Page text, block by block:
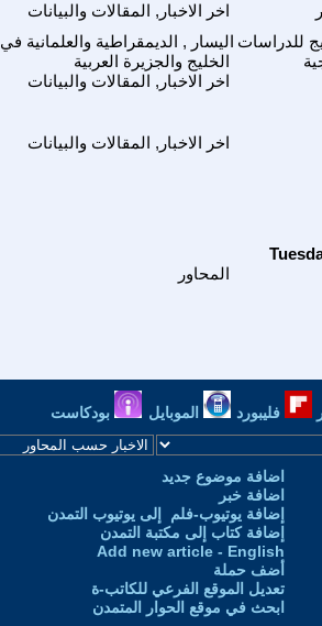
اخر الاخبار, المقالات والبيانات
اليسار , الديمقراطية والعلمانية في
الخليج والجزيرة العربية
للدراسات
اخر الاخبار, المقالات والبيانات
اخر الاخبار, المقالات والبيانات
فليبورد الموبايل بودكاست
اضافة موضوع جديد
اضافة خبر
إضافة يوتيوب-فلم إلى يوتيوب التمدن
إضافة كتاب إلى مكتبة التمدن
Add new article - English
أضف حملة
تعديل الموقع الفرعي للكاتب-ة
ابحث في موقع الحوار المتمدن